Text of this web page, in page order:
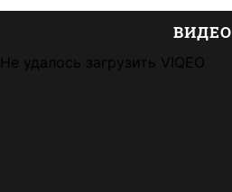
ВИДЕО
Не удалось загрузить VIQEO